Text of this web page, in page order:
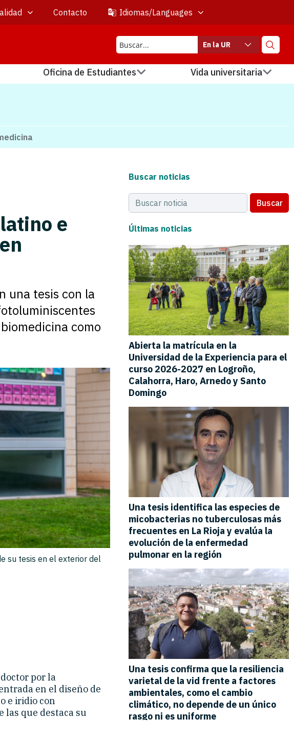
Contacto Idiomas/Languages
En la UR
Oficina de Estudiantes Vida universitaria
e
una tesis con la
como
su tesis en el exterior del
por la
en el diseño de
e iridio con
las que destaca su
Buscar noticias
Buscar
Últimas noticias